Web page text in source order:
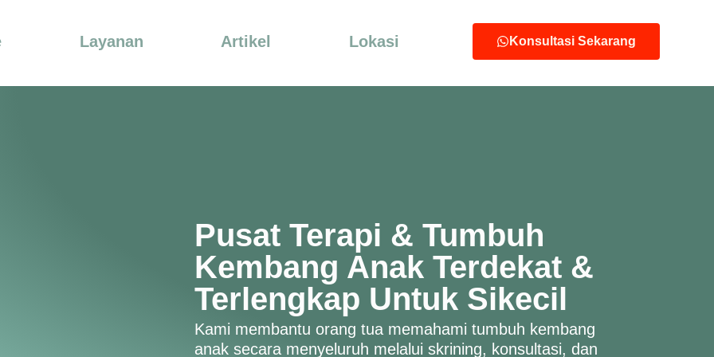
Layanan Artikel Lokasi Konsultasi Sekarang
Pusat Terapi & Tumbuh
Kembang Anak Terdekat &
Terlengkap Untuk Sikecil
Kami membantu orang tua memahami tumbuh kembang
anak secara menyeluruh melalui skrining, konsultasi, dan